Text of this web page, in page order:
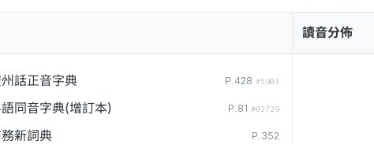
話正音字典 P.428 #5903
同音字典(增訂本) P.81 #02729
新詞典 P.352
讀音分佈